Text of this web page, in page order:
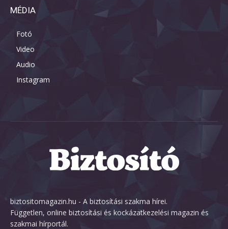
MÉDIA
Fotó
Video
Audio
Instagram
biztositomagazin.hu - A biztosítási szakma hírei.
Független, online biztosítási és kockázatkezelési magazin és
szakmai hírportál.